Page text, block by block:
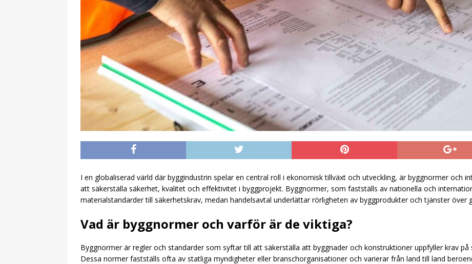
I en globaliserad värld där byggindustrin spelar en central roll i ekonomisk tillväxt och utveckling, är byggnormer och
att säkerställa säkerhet, kvalitet och effektivitet i byggprojekt. Byggnormer, som fastställs av nationella och
materialstandarder till säkerhetskrav, medan handelsavtal underlättar rörligheten av byggprodukter och tjänster över
Vad är byggnormer och varför är de viktiga?
Byggnormer är regler och standarder som syftar till att säkerställa att byggnader och konstruktioner uppfyller krav
Dessa normer fastställs ofta av statliga myndigheter eller branschorganisationer och varierar från land till land